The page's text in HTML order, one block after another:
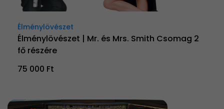
Élménylövészet
Élménylövészet | Mr. és Mrs. Smith Csomag 2
fő részére
75 000 Ft